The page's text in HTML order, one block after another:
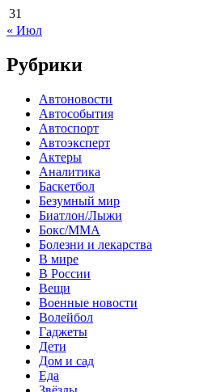
31
« Июл
Рубрики
Автоновости
Автособытия
Автоспорт
Автоэксперт
Актеры
Аналитика
Баскетбол
Безумный мир
Биатлон/Лыжи
Бокс/MMA
Болезни и лекарства
В мире
В России
Вещи
Военные новости
Волейбол
Гаджеты
Дети
Дом и сад
Еда